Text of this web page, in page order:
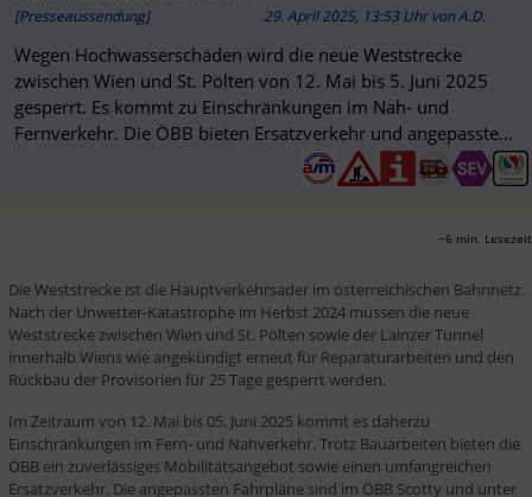
[Presseaussendung] 29. April 2025, 13:53 Uhr vonA.D.
Wegen Hochwasserschäden wird die neue Weststrecke
zwischen Wien und St. Pölten von 12. Mai bis 5. Juni 2025
gesperrt. Es kommt zu Einschränkungen im Nah- und
Fernverkehr. Die ÖBB bieten Ersatzverkehr und angepasste
~6 min. Lesezeit
Die Weststrecke ist die Hauptverkehrsader im österreichischen Bahnnetz.
Nach der Unwetter-Katastrophe im Herbst 2024 müssen die neue
Weststrecke zwischen Wien und St. Pölten sowie der Lainzer Tunnel
innerhalb Wiens wie angekündigt erneut für Reparaturarbeiten und den
Rückbau der Provisorien für 25 Tage gesperrt werden.
Im Zeitraum von 12. Mai bis 05. Juni 2025 kommt es daherzu
Einschränkungen im Fern- und Nahverkehr. Trotz Bauarbeiten bieten die
ÖBB ein zuverlässiges Mobilitätsangebot sowie einen umfangreichen
Ersatzverkehr. Die angepassten Fahrpläne sind im ÖBB Scotty und unter